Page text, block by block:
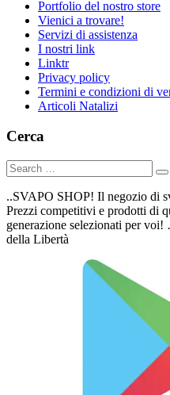
Portfolio del nostro store
Vienici a trovare!
Servizi di assistenza
I nostri link
Linktr
Privacy policy
Termini e condizioni di
Articoli Natalizi
Cerca
..SVAPO SHOP! Il negozio di
Prezzi competitivi e prodotti di
generazione selezionati per
della Libertà